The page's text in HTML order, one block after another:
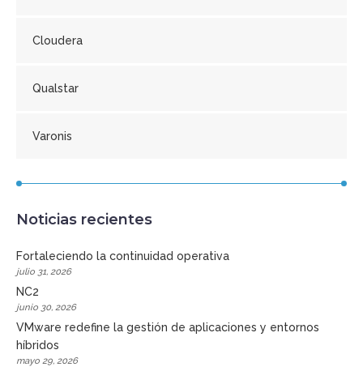
Cloudera
Qualstar
Varonis
Noticias recientes
Fortaleciendo la continuidad operativa
julio 31, 2026
NC2
junio 30, 2026
VMware redefine la gestión de aplicaciones y entornos
híbridos
mayo 29, 2026